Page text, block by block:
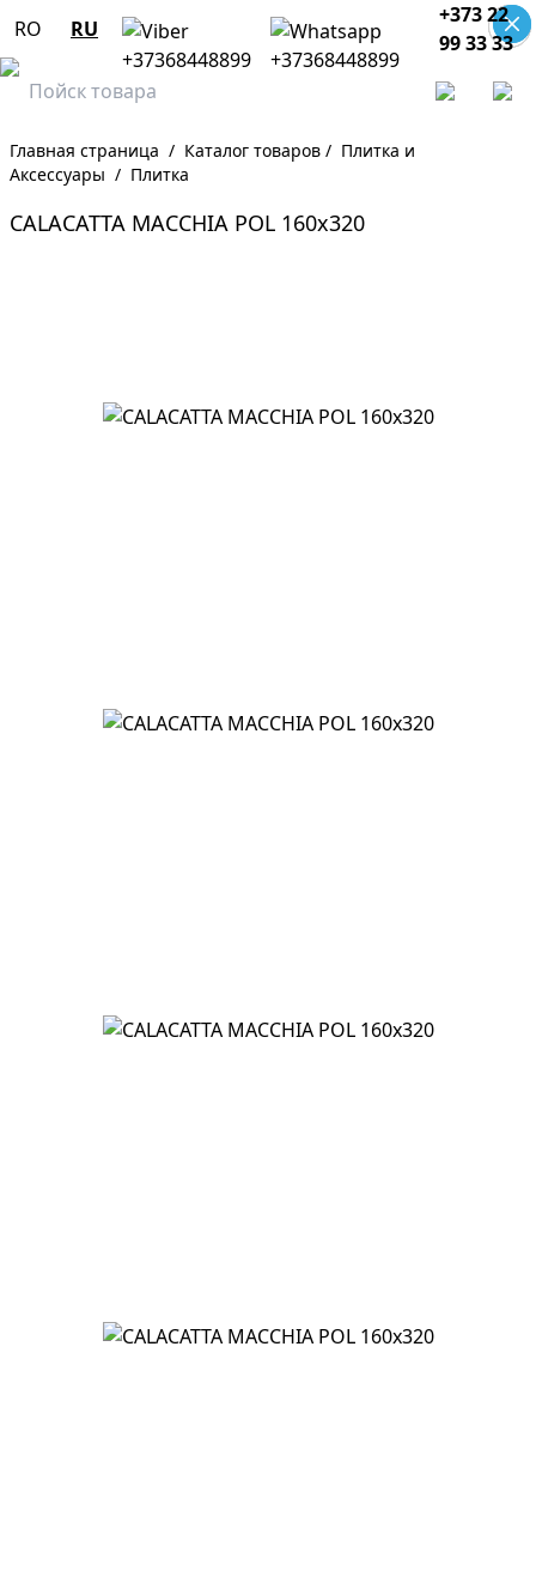
RO RU
+373 22
99 33 33
Главная страница / Каталог товаров / Плитка и
Аксессуары / Плитка
CALACATTA MACCHIA POL 160x320